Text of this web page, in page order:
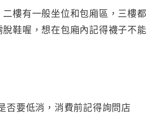
二樓有一般坐位和包廂區，三樓都
脫鞋喔，想在包廂內記得襪子不能
否要低消，消費前記得詢問店